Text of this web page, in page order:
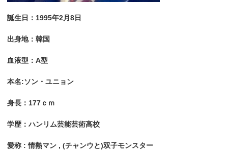
誕生日：1995年2月8日
出身地：韓国
血液型：A型
本名:ソン・ユニョン
身長：177ｃｍ
学歴：ハンリム芸能芸術高校
愛称 : 情熱マン , (チャンウと)双子モンスター